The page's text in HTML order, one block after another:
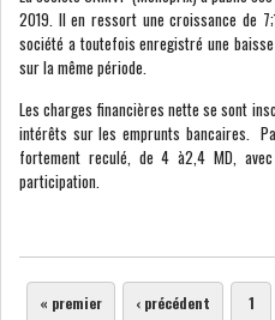
2019. Il en ressort une croissance de
société a toutefois enregistré une
sur la même période.
Les charges financières nette se sont
intérêts sur les emprunts bancaires.
fortement reculé, de 4 à2,4 MD,
participation.
Pages
« premier ‹ précédent 1